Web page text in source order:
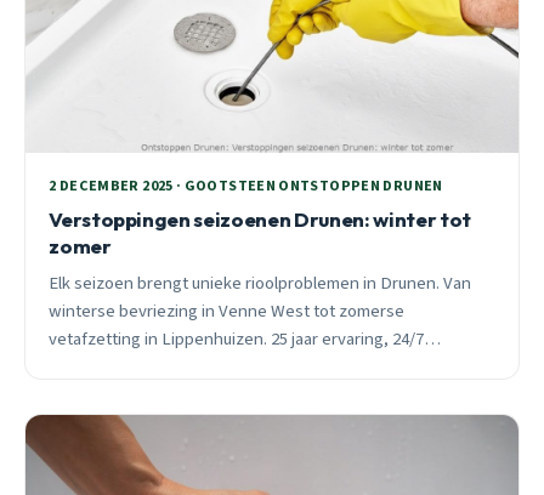
2 DECEMBER 2025 · GOOTSTEEN ONTSTOPPEN DRUNEN
Verstoppingen seizoenen Drunen: winter tot
zomer
Elk seizoen brengt unieke rioolproblemen in Drunen. Van
winterse bevriezing in Venne West tot zomerse
vetafzetting in Lippenhuizen. 25 jaar ervaring, 24/7